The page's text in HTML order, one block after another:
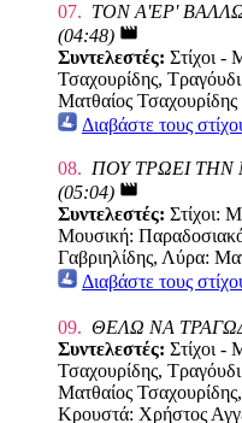
07. ΤΟΝ Α'ΕΡ' ΒΑΛΛΩ
(04:48) movie
Συντελεστές: Στίχοι -
Τσαχουρίδης,
Ματθαίος Τσαχουρίδης
Διαβάστε τους
08. ΠΟΥ ΤΡΩΕΙ ΤΗΝ
(05:04) movie
Συντελεστές: Στίχοι:
Μουσική:
Γαβριηλίδης, Λύρα:
Διαβάστε τους
09. ΘΕΛΩ ΝΑ
Συντελεστές: Στίχοι -
Τσαχουρίδης,
Ματθαίος
Κρουστά: Χρήστος